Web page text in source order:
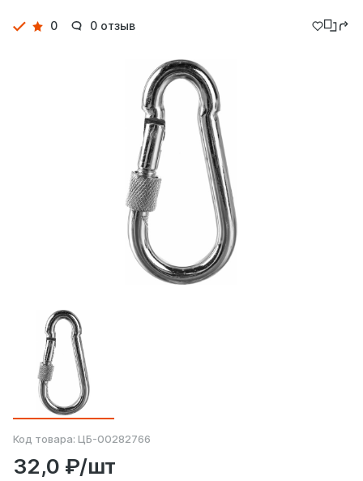
Детали
0 0 отзыв
Код товара: ЦБ-00282766
32,0 ₽/шт